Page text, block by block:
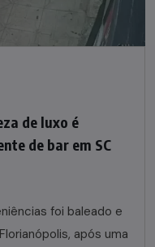
de luxo é
de bar em SC
foi baleado e
após uma